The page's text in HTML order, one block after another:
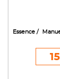
Essence